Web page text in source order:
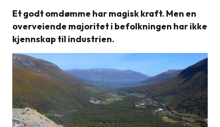
Et godt omdømme har magisk kraft. Men en
overveiende majoritet i befolkningen har ikke
kjennskap til industrien.